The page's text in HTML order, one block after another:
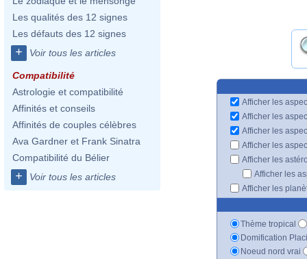
Les qualités des 12 signes
Les défauts des 12 signes
+ Voir tous les articles
Compatibilité
Astrologie et compatibilité
Affinités et conseils
Affinités de couples célèbres
Ava Gardner et Frank Sinatra
Compatibilité du Bélier
+ Voir tous les articles
Afficher les
Afficher les
Afficher les
Afficher les
Afficher les
Afficher les
Afficher les
Thème tropical
Domification
Noeud nord vrai